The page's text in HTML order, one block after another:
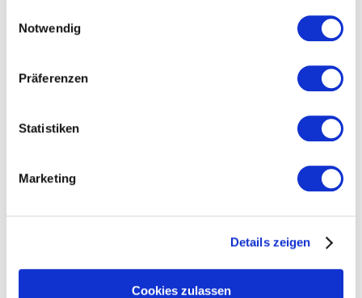
Notwendig
Präferenzen
Statistiken
Marketing
Details zeigen
Cookies zulassen
E-Mail: info@voigt24.de